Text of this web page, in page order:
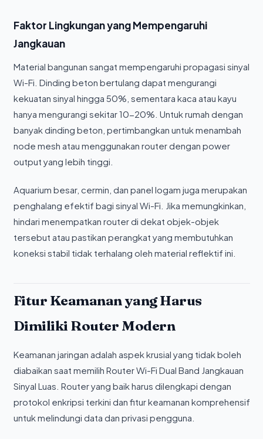
Faktor Lingkungan yang Mempengaruhi
Jangkauan
Material bangunan sangat mempengaruhi propagasi sinyal
Wi-Fi. Dinding beton bertulang dapat mengurangi
kekuatan sinyal hingga 50%, sementara kaca atau kayu
hanya mengurangi sekitar 10-20%. Untuk rumah dengan
banyak dinding beton, pertimbangkan untuk menambah
node mesh atau menggunakan router dengan power
output yang lebih tinggi.
Aquarium besar, cermin, dan panel logam juga merupakan
penghalang efektif bagi sinyal Wi-Fi. Jika memungkinkan,
hindari menempatkan router di dekat objek-objek
tersebut atau pastikan perangkat yang membutuhkan
koneksi stabil tidak terhalang oleh material reflektif ini.
Fitur Keamanan yang Harus
Dimiliki Router Modern
Keamanan jaringan adalah aspek krusial yang tidak boleh
diabaikan saat memilih Router Wi-Fi Dual Band Jangkauan
Sinyal Luas. Router yang baik harus dilengkapi dengan
protokol enkripsi terkini dan fitur keamanan komprehensif
untuk melindungi data dan privasi pengguna.